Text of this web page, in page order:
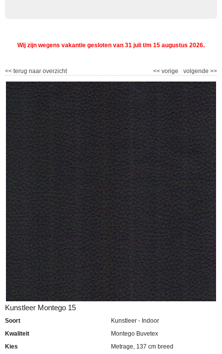
Wij zijn wegens vakantie gesloten van 31 juli t/m 15 augustus 2026.
<< terug naar overzicht volgende >>
<< vorige
Kunstleer Montego 15
Soort
Kunstleer - Indoor
Kwaliteit
Montego Buvetex
Kies
Metrage, 137 cm breed